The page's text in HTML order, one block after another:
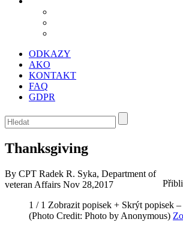
ODKAZY
AKO
KONTAKT
FAQ
GDPR
Thanksgiving
By CPT Radek R. Syka, Department of
veteran Affairs Nov 28,2017
1 / 1 Zobrazit popisek + Skrýt popisek –
(Photo Credit: Photo by Anonymous)